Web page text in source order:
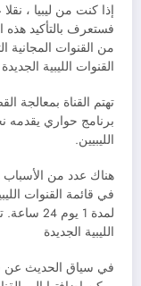
إذا كنت من ليبيا ،
فستعرف بالتأكيد هذه
من القنوات المجانية
القنوات الليبية الجديدة
تهتم القناة بمعالجة
برنامج حواري يقدمه
الليبيين.
هناك عدد من الأسباب
في قائمة القنوات
لمدة 1
الليبية الجديدة
في سياق الحديث عن